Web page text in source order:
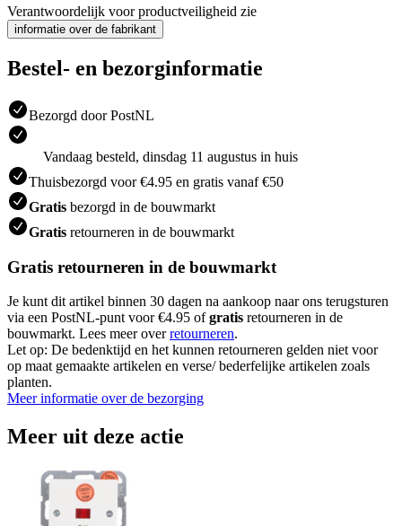
Verantwoordelijk voor productveiligheid zie
informatie over de fabrikant
Bestel- en bezorginformatie
Bezorgd door PostNL
Vandaag besteld, dinsdag 11 augustus in huis
Thuisbezorgd voor €4.95 en gratis vanaf €50
Gratis bezorgd in de bouwmarkt
Gratis retourneren in de bouwmarkt
Gratis retourneren in de bouwmarkt
Je kunt dit artikel binnen 30 dagen na aankoop naar ons terugsturen
via een PostNL-punt voor €4.95 ofgratis retourneren in de
bouwmarkt. Lees meer overretourneren.
Let op: De bedenktijd en het kunnen retourneren gelden niet voor
op maat gemaakte artikelen en verse/ bederfelijke artikelen zoals
planten.
Meer informatie over de bezorging
Meer uit deze actie